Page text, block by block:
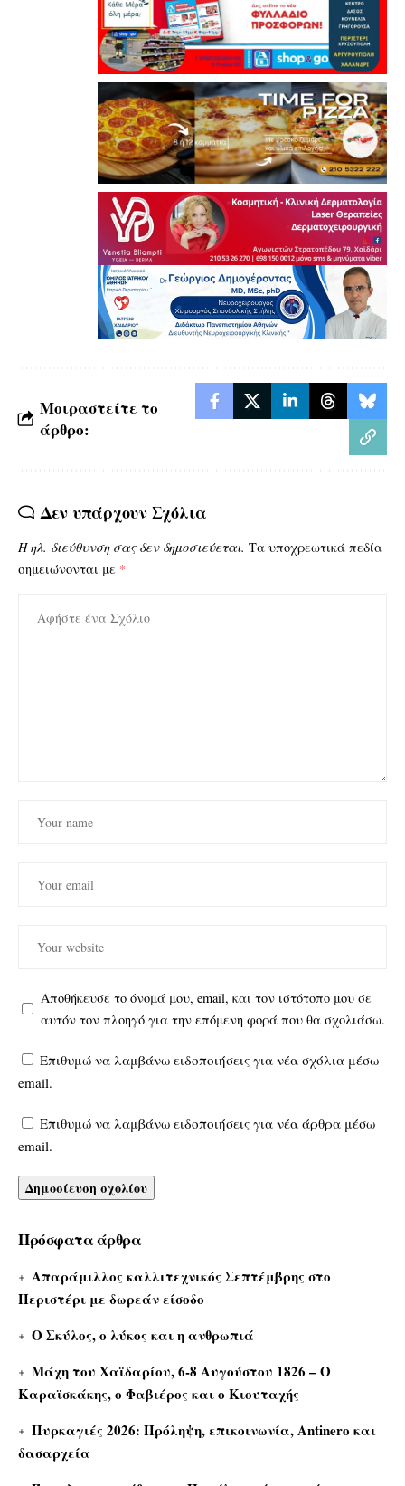
Μοιραστείτε το
άρθρο:
Δεν υπάρχουν Σχόλια
Η ηλ. διεύθυνση σας δεν δημοσιεύεται. Τα υποχρεωτικά πεδία
σημειώνονται με *
Αποθήκευσε το όνομά μου, email, και τον ιστότοπο μου σε
αυτόν τον πλοηγό για την επόμενη φορά που θα σχολιάσω.
Επιθυμώ να λαμβάνω ειδοποιήσεις για νέα σχόλια μέσω
email.
Επιθυμώ να λαμβάνω ειδοποιήσεις για νέα άρθρα μέσω
email.
Πρόσφατα άρθρα
Απαράμιλλος καλλιτεχνικός Σεπτέμβρης στο
Περιστέρι με δωρεάν είσοδο
Ο Σκύλος, ο λύκος και η ανθρωπιά
Μάχη του Χαϊδαρίου, 6-8 Αυγούστου 1826 – Ο
Καραϊσκάκης, ο Φαβιέρος και ο Κιουταχής
Πυρκαγιές 2026: Πρόληψη, επικοινωνία, Antinero και
δασαρχεία